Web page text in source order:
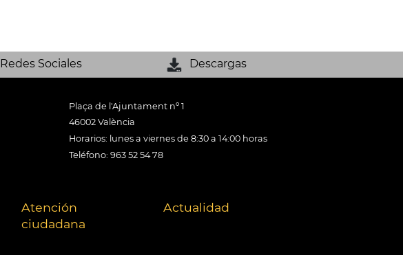
Redes Sociales Descargas
Plaça de l'Ajuntament nº 1
46002 València
Horarios: lunes a viernes de 8:30 a 14:00 horas
Teléfono: 963 52 54 78
Atención
ciudadana
Actualidad